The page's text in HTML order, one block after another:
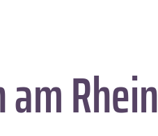
Rhein